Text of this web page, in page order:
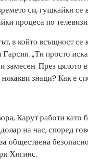
си, гушкайки се
процеса по
в който всъщност се
Гарсия. „Ти просто
замесен. През цялото
знаци? Как е
Карут работи като
на час, според
обществена
Хигинс.